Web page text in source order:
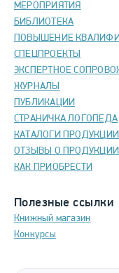
МЕРОПРИЯТИЯ
БИБЛИОТЕКА
ПОВЫШЕНИЕ
СПЕЦПРОЕКТЫ
ЭКСПЕРТНОЕ
ЖУРНАЛЫ
ПУБЛИКАЦИИ
СТРАНИЧКА ЛОГОПЕДА
КАТАЛОГИ ПРОДУКЦИИ
ОТЗЫВЫ О ПРОДУКЦИИ
КАК ПРИОБРЕСТИ
Полезные ссылки
Книжный магазин
Конкурсы